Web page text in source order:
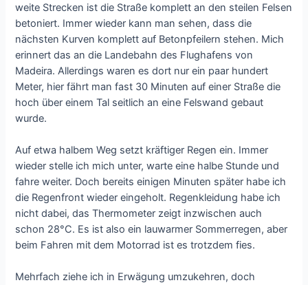
weite Strecken ist die Straße komplett an den steilen Felsen
betoniert. Immer wieder kann man sehen, dass die
nächsten Kurven komplett auf Betonpfeilern stehen. Mich
erinnert das an die Landebahn des Flughafens von
Madeira. Allerdings waren es dort nur ein paar hundert
Meter, hier fährt man fast 30 Minuten auf einer Straße die
hoch über einem Tal seitlich an eine Felswand gebaut
wurde.
Auf etwa halbem Weg setzt kräftiger Regen ein. Immer
wieder stelle ich mich unter, warte eine halbe Stunde und
fahre weiter. Doch bereits einigen Minuten später habe ich
die Regenfront wieder eingeholt. Regenkleidung habe ich
nicht dabei, das Thermometer zeigt inzwischen auch
schon 28°C. Es ist also ein lauwarmer Sommerregen, aber
beim Fahren mit dem Motorrad ist es trotzdem fies.
Mehrfach ziehe ich in Erwägung umzukehren, doch